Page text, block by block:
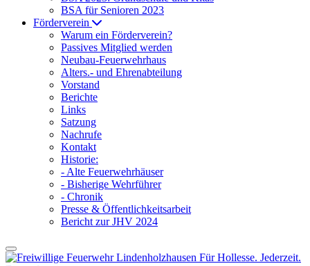
BSA für Senioren 2023
Förderverein
Warum ein Förderverein?
Passives Mitglied werden
Neubau-Feuerwehrhaus
Alters.- und Ehrenabteilung
Vorstand
Berichte
Links
Satzung
Nachrufe
Kontakt
Historie:
- Alte Feuerwehrhäuser
- Bisherige Wehrführer
- Chronik
Presse & Öffentlichkeitsarbeit
Bericht zur JHV 2024